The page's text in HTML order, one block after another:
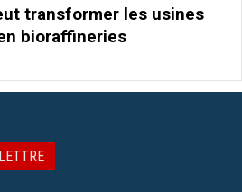
transformer les usines
bioraffineries